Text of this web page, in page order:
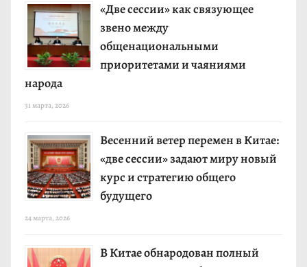
«Две сессии» как связующее
звено между
общенациональными
приоритетами и чаяниями
народа
31 марта, 2026
Весенний ветер перемен в Китае:
«две сессии» задают миру новый
курс и стратегию общего
будущего
24 марта, 2026
В Китае обнародован полный